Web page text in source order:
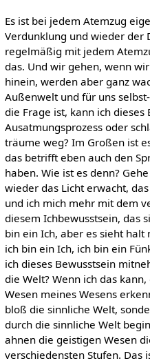
Es ist bei jedem Atemzug
Verdunklung und wieder der
regelmäßig mit jedem
das. Und wir gehen, wenn
hinein, werden aber ganz
Außenwelt und für uns
die Frage ist, kann ich
Ausatmungsprozess oder
träume weg? Im Großen ist
das betrifft eben auch den
haben. Wie ist es denn?
wieder das Licht erwacht,
und ich mich mehr mit dem
diesem Ichbewusstsein, das
bin ein Ich, aber es sieht halt
ich bin ein Ich, ich bin ein
ich dieses Bewusstsein
die Welt? Wenn ich das
Wesen meines Wesens
bloß die sinnliche Welt,
durch die sinnliche Welt
ahnen die geistigen Wesen
verschiedensten Stufen. Das